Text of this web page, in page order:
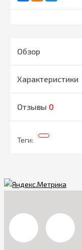
Обзор
Характеристики
Отзывы 0
Теги: